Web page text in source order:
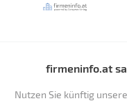
firmeninfo.at
Nutzen Sie künftig